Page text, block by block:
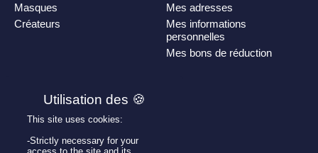
Masques
Créateurs
Mes adresses
Mes informations
personnelles
Mes bons de réduction
PLAN DE SITE
Personnaliser son badge
This site uses cookies:
-Strictly necessary for your